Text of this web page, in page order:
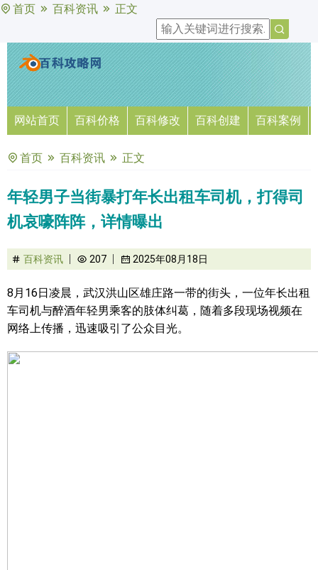
首页 百科资讯 正文
网站首页 百科价格 百科修改 百科创建 百科案例
首页 百科资讯 正文
年轻男子当街暴打年长出租车司机，打得司
机哀嚎阵阵，详情曝出
百科资讯 207 2025年08月18日
8月16日凌晨，武汉洪山区雄庄路一带的街头，一位年长出租
车司机与醉酒年轻男乘客的肢体纠葛，随着多段现场视频在
网络上传播，迅速吸引了公众目光。